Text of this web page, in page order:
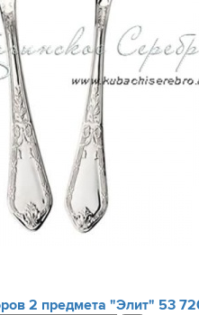
2 предмета "Элит" 53